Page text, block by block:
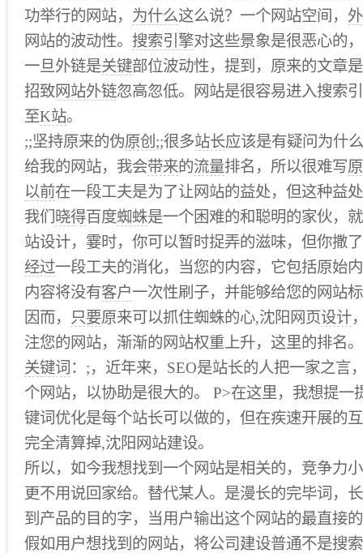
功举行的网站， 为什么这么说？一个网站空间，
网站的波动性。 搜索引擎对这些景象是很恶心的
一旦外链是关键部位波动性，提到，原来的文章
招致网站外链忽高忽低。网站是很容易进入搜索
至K站。
;;坚持原来的伪原创 ;;很多站长应该是有疑问为什
给我的网站，我会带来的流量排名，所以很难写
以前在一段工夫是为了让网站的益处，但这种益
我们 晓得百度蜘蛛是一个困难的和聪明的家伙，
站设计，霎时，你可以暂时捉弄的滋味，但你撒
经过一段工夫的消化，当您的内容，它包括原始
内容将没有客户一次性刷子，并能够给您的网站
因而，
只要原来可以抓住蜘蛛的心,沈阳网页设计
注您的网站，渐渐的网站权重上升，这里的排名
关键词 ：;，近年来，SEO是站长的人把一家之言
个网站，以协助是很大的。 P>在这里，我想提一
键词优化是每个站长可以做的，但在疾速开展的
完全清算掉,沈阳网站建设。
所以，如今我想找到一个网站是相关的，竞争力
更不用说回家给。替代某人。是漫长的完毕词，
到产品的目的字，当用户输出这个网站的最直接
假如用户想找到的网站，将公司建设普通不是搜